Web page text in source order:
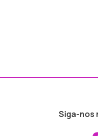
Siga-nos